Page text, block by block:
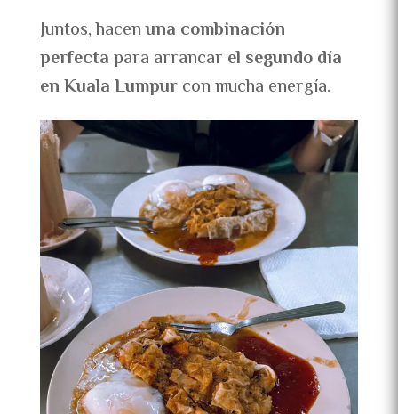
Juntos, hacenuna combinación
perfectapara arrancar el segundo día
en Kuala Lumpurcon mucha energía.